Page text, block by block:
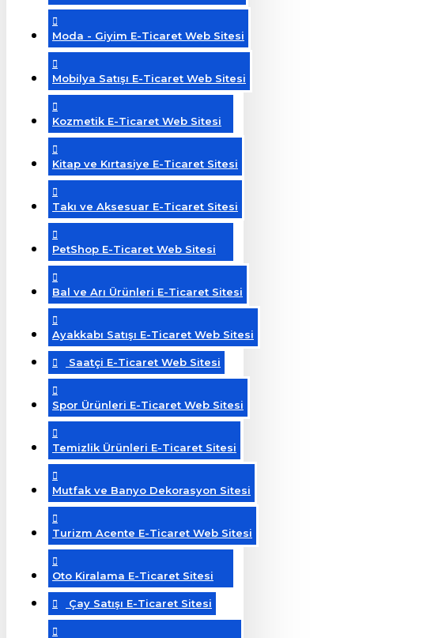
Moda - Giyim E-Ticaret Web Sitesi
Mobilya Satışı E-Ticaret Web Sitesi
Kozmetik E-Ticaret Web Sitesi
Kitap ve Kırtasiye E-Ticaret Sitesi
Takı ve Aksesuar E-Ticaret Sitesi
PetShop E-Ticaret Web Sitesi
Bal ve Arı Ürünleri E-Ticaret Sitesi
Ayakkabı Satışı E-Ticaret Web Sitesi
Saatçi E-Ticaret Web Sitesi
Spor Ürünleri E-Ticaret Web Sitesi
Temizlik Ürünleri E-Ticaret Sitesi
Mutfak ve Banyo Dekorasyon Sitesi
Turizm Acente E-Ticaret Web Sitesi
Oto Kiralama E-Ticaret Sitesi
Çay Satışı E-Ticaret Sitesi